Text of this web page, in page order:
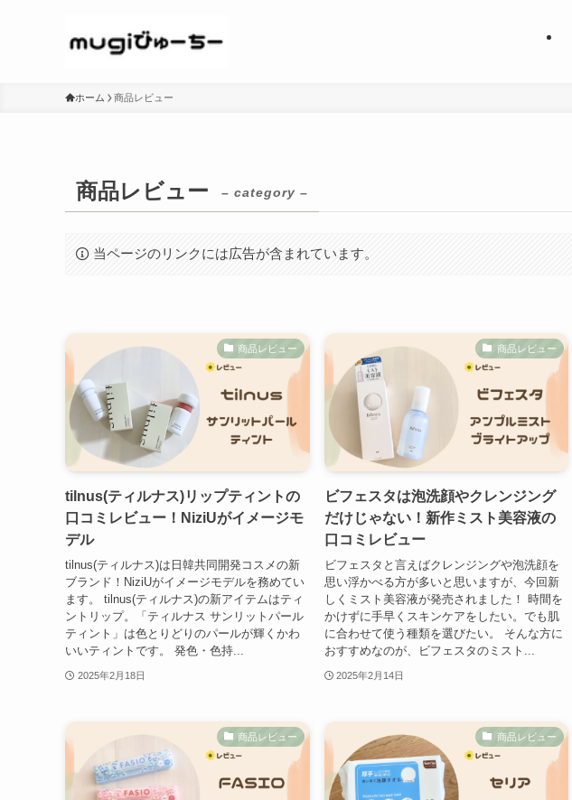
ホーム 商品レビュー
商品レビュー – category –
当ページのリンクには広告が含まれています。
商品レビュー
tilnus(ティルナス)リップティントの
口コミレビュー！NiziUがイメージモ
デル
tilnus(ティルナス)は日韓共同開発コスメの新
ブランド！NiziUがイメージモデルを務めてい
ます。 tilnus(ティルナス)の新アイテムはティ
ントリップ。「ティルナス サンリットパール
ティント」は色とりどりのパールが輝くかわ
いいティントです。 発色・色持...
2025年2月18日
商品レビュー
ビフェスタは泡洗顔やクレンジング
だけじゃない！新作ミスト美容液の
口コミレビュー
ビフェスタと言えばクレンジングや泡洗顔を
思い浮かべる方が多いと思いますが、今回新
しくミスト美容液が発売されました！ 時間を
かけずに手早くスキンケアをしたい。でも肌
に合わせて使う種類を選びたい。 そんな方に
おすすめなのが、ビフェスタのミスト...
2025年2月14日
商品レビュー 商品レビュー